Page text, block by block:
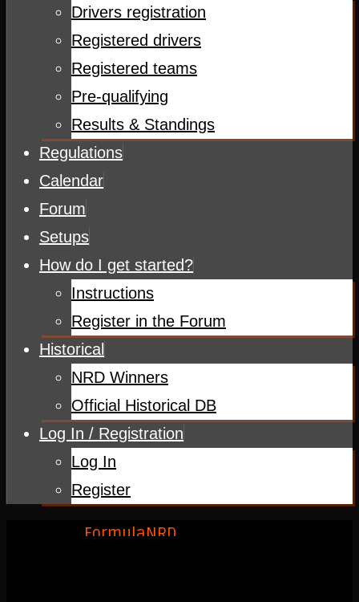
Drivers registration
Registered drivers
Registered teams
Pre-qualifying
Results & Standings
Regulations
Calendar
Forum
Setups
How do I get started?
Instructions
Register in the Forum
Historical
NRD Winners
Official Historical DB
Log In / Registration
Log In
Register
Home
FormulaNRD